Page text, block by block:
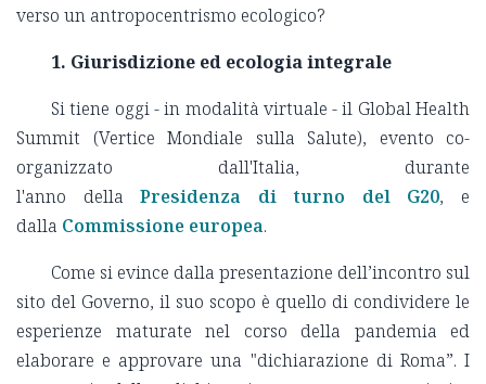
verso un antropocentrismo ecologico?
1. Giurisdizione ed ecologia integrale
Si tiene oggi - in modalità virtuale - il Global Health
Summit
(Vertice Mondiale sulla Salute), evento co-
organizzato dall'Italia, durante
l'anno dellaPresidenza di turno del G20, e
dalla Commissione europea.
Come si evince dalla presentazione dell’incontro sul
sito del Governo, il suo scopo è quello di condividere le
esperienze maturate nel corso della pandemia ed
elaborare e approvare una "dichiarazione di Roma”. I